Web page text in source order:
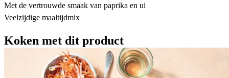
Met de vertrouwde smaak van paprika en ui
Veelzijdige maaltijdmix
Koken met dit product